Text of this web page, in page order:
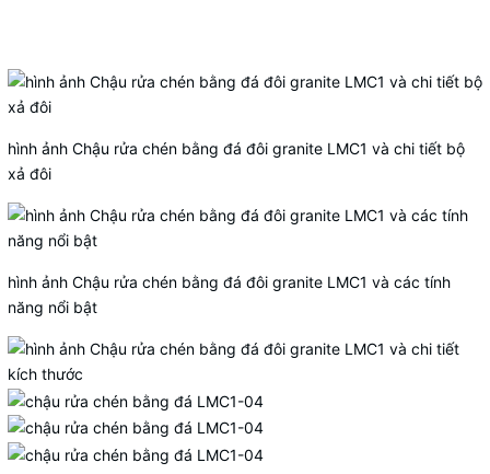
hình ảnh Chậu rửa chén bằng đá đôi granite LMC1 và chi tiết bộ
xả đôi
hình ảnh Chậu rửa chén bằng đá đôi granite LMC1 và các tính
năng nổi bật